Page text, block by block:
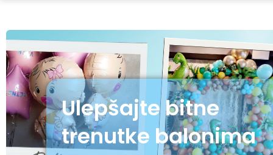
Ulepšajte bitne
trenutke balonima